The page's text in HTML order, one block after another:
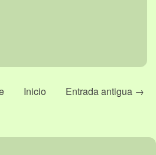
Entrada antigua →
Inicio